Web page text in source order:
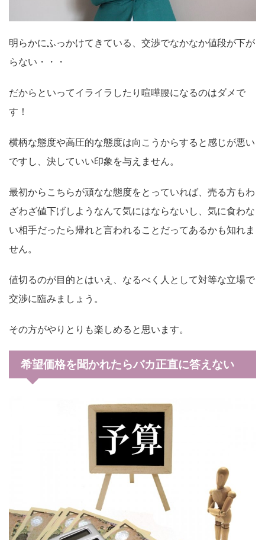
明らかにふっかけてきている、交渉でなかなか値段が下が
らない・・・
だからといってイライラしたり喧嘩腰になるのはダメで
す！
横柄な態度や高圧的な態度は向こうからすると感じが悪い
ですし、決していい印象を与えません。
最初からこちらが頑なな態度をとっていれば、売る方もわ
ざわざ値下げしようなんて気にはならないし、気に食わな
い相手だったら帰れと言われることだってあるかも知れま
せん。
値切るのが目的とはいえ、なるべく人として対等な立場で
交渉に臨みましょう。
その方がやりとりも楽しめると思います。
希望価格を聞かれたらバカ正直に答えない